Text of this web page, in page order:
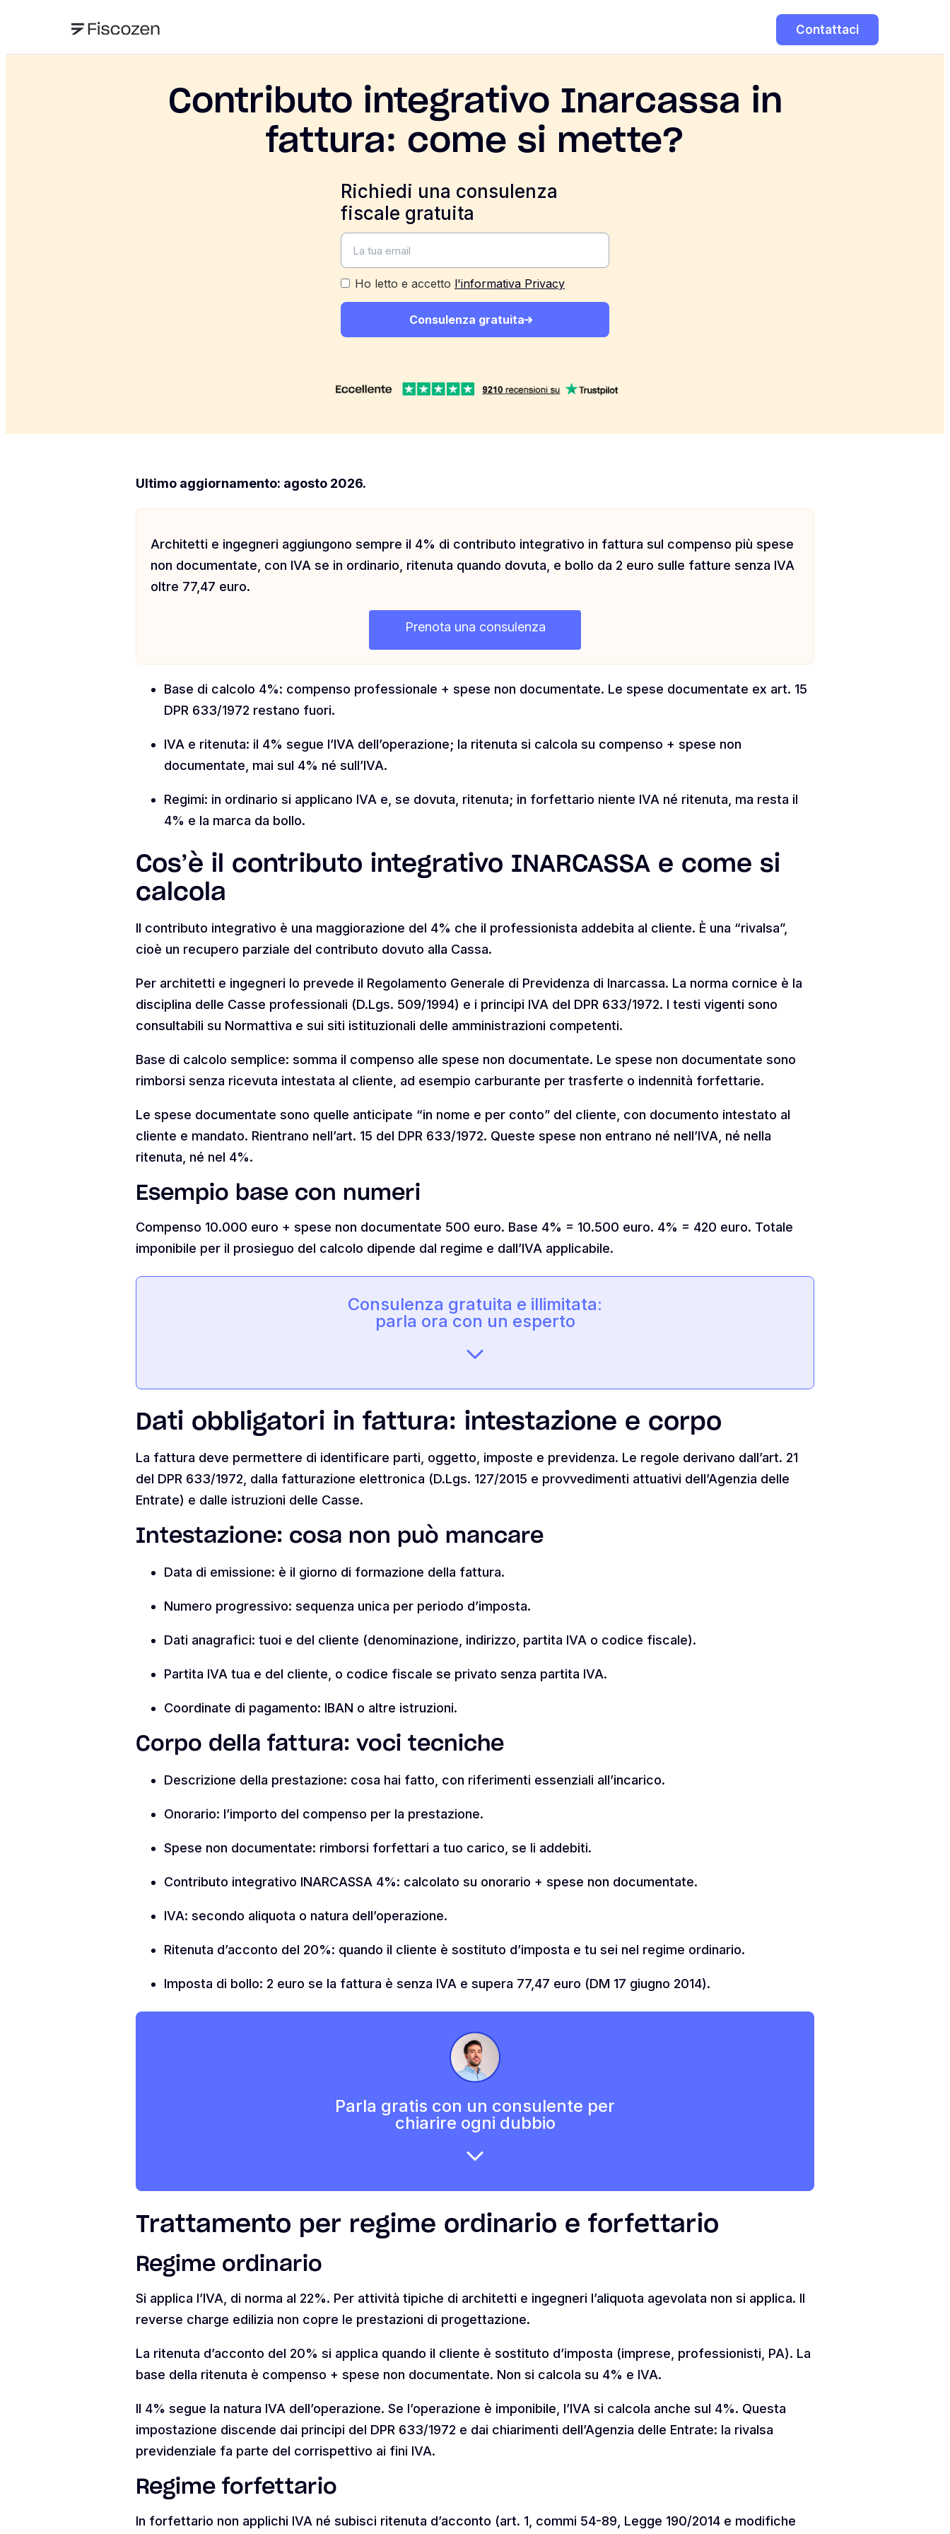
Contattaci
Contributo integrativo Inarcassa in
fattura: come si mette?
Richiedi una consulenza
fiscale gratuita
Ho letto e accetto l'informativa Privacy
Consulenza gratuita
Ultimo aggiornamento: agosto 2026.
Architetti e ingegneri aggiungono sempre il 4% di contributo integrativo in fattura sul compenso più spese
non documentate, con IVA se in ordinario, ritenuta quando dovuta, e bollo da 2 euro sulle fatture senza IVA
oltre 77,47 euro.
Prenota una consulenza
Base di calcolo 4%: compenso professionale + spese non documentate. Le spese documentate ex art. 15
DPR 633/1972 restano fuori.
IVA e ritenuta: il 4% segue l’IVA dell’operazione; la ritenuta si calcola su compenso + spese non
documentate, mai sul 4% né sull’IVA.
Regimi: in ordinario si applicano IVA e, se dovuta, ritenuta; in forfettario niente IVA né ritenuta, ma resta il
4% e la marca da bollo.
Cos’è il contributo integrativo INARCASSA e come si
calcola
Il contributo integrativo è una maggiorazione del 4% che il professionista addebita al cliente. È una “rivalsa”,
cioè un recupero parziale del contributo dovuto alla Cassa.
Per architetti e ingegneri lo prevede il Regolamento Generale di Previdenza di Inarcassa. La norma cornice è la
disciplina delle Casse professionali (D.Lgs. 509/1994) e i principi IVA del DPR 633/1972. I testi vigenti sono
consultabili su Normattiva e sui siti istituzionali delle amministrazioni competenti.
Base di calcolo semplice: somma il compenso alle spese non documentate. Le spese non documentate sono
rimborsi senza ricevuta intestata al cliente, ad esempio carburante per trasferte o indennità forfettarie.
Le spese documentate sono quelle anticipate “in nome e per conto” del cliente, con documento intestato al
cliente e mandato. Rientrano nell’art. 15 del DPR 633/1972. Queste spese non entrano né nell’IVA, né nella
ritenuta, né nel 4%.
Esempio base con numeri
Compenso 10.000 euro + spese non documentate 500 euro. Base 4% = 10.500 euro. 4% = 420 euro. Totale
imponibile per il prosieguo del calcolo dipende dal regime e dall’IVA applicabile.
Consulenza gratuita e illimitata:
parla ora con un esperto
Dati obbligatori in fattura: intestazione e corpo
La fattura deve permettere di identificare parti, oggetto, imposte e previdenza. Le regole derivano dall’art. 21
del DPR 633/1972, dalla fatturazione elettronica (D.Lgs. 127/2015 e provvedimenti attuativi dell’Agenzia delle
Entrate) e dalle istruzioni delle Casse.
Intestazione: cosa non può mancare
Data di emissione: è il giorno di formazione della fattura.
Numero progressivo: sequenza unica per periodo d’imposta.
Dati anagrafici: tuoi e del cliente (denominazione, indirizzo, partita IVA o codice fiscale).
Partita IVA tua e del cliente, o codice fiscale se privato senza partita IVA.
Coordinate di pagamento: IBAN o altre istruzioni.
Corpo della fattura: voci tecniche
Descrizione della prestazione: cosa hai fatto, con riferimenti essenziali all’incarico.
Onorario: l’importo del compenso per la prestazione.
Spese non documentate: rimborsi forfettari a tuo carico, se li addebiti.
Contributo integrativo INARCASSA 4%: calcolato su onorario + spese non documentate.
IVA: secondo aliquota o natura dell’operazione.
Ritenuta d’acconto del 20%: quando il cliente è sostituto d’imposta e tu sei nel regime ordinario.
Imposta di bollo: 2 euro se la fattura è senza IVA e supera 77,47 euro (DM 17 giugno 2014).
Parla gratis con un consulente per
chiarire ogni dubbio
Trattamento per regime ordinario e forfettario
Regime ordinario
Si applica l’IVA, di norma al 22%. Per attività tipiche di architetti e ingegneri l’aliquota agevolata non si applica. Il
reverse charge edilizia non copre le prestazioni di progettazione.
La ritenuta d’acconto del 20% si applica quando il cliente è sostituto d’imposta (imprese, professionisti, PA). La
base della ritenuta è compenso + spese non documentate. Non si calcola su 4% e IVA.
Il 4% segue la natura IVA dell’operazione. Se l’operazione è imponibile, l’IVA si calcola anche sul 4%. Questa
impostazione discende dai principi del DPR 633/1972 e dai chiarimenti dell’Agenzia delle Entrate: la rivalsa
previdenziale fa parte del corrispettivo ai fini IVA.
Regime forfettario
In forfettario non applichi IVA né subisci ritenuta d’acconto (art. 1, commi 54-89, Legge 190/2014 e modifiche